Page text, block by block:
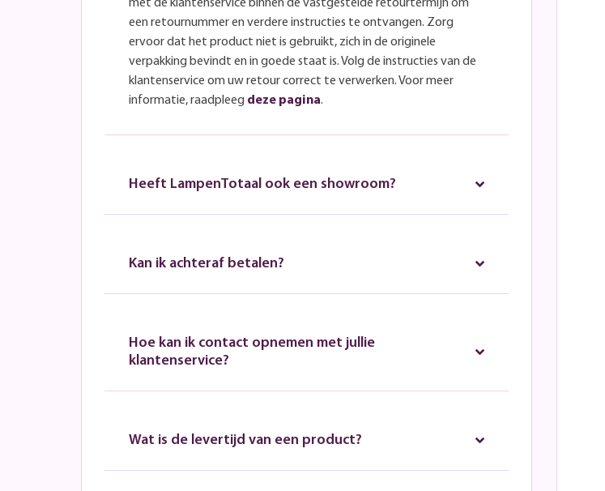
met de klantenservice binnen de vastgestelde retourtermijn om
een retournummer en verdere instructies te ontvangen. Zorg
ervoor dat het product niet is gebruikt, zich in de originele
verpakking bevindt en in goede staat is. Volg de instructies van de
klantenservice om uw retour correct te verwerken. Voor meer
informatie, raadpleeg deze pagina.
Heeft LampenTotaal ook een showroom?
Kan ik achteraf betalen?
Hoe kan ik contact opnemen met jullie
klantenservice?
Wat is de levertijd van een product?